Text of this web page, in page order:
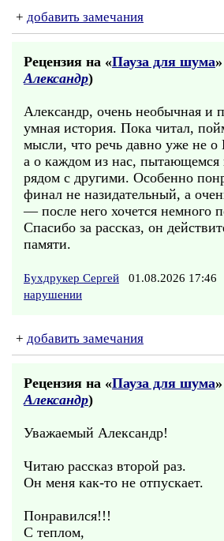
+ добавить замечания
Рецензия на «Пауза для шума
Александр)
Александр, очень необычная и
умная история. Пока читал,
мысли, что речь давно уже не
а о каждом из нас, пытающемся
рядом с другими. Особенно
финал не назидательный, а
— после него хочется немного
Спасибо за рассказ, он
памяти.
Бухдрукер Сергей 01.08.2026 17:46
нарушении
+ добавить замечания
Рецензия на «Пауза для шума
Александр)
Уважаемый Александр!
Читаю рассказ второй раз.
Он меня как-то не отпускает.
Понравился!!!
С теплом,